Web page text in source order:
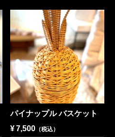
パイナップル バスケット
¥7,500 （税込）